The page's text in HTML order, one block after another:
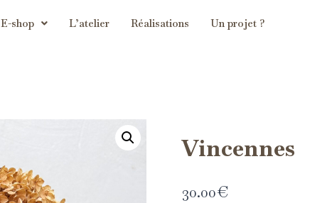
E-shop L’atelier Réalisations Un projet ?
Vincennes
30.00€